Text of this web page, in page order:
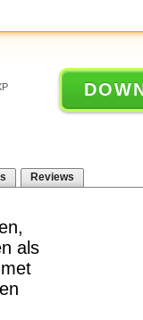
Reviews
als